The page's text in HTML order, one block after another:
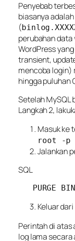
Penyebab
biasanya adalah
(
perubahan data
WordPress
transient,
mencoba login)
hingga puluhan
Setelah MySQL
Langkah 2,
Masuk ke
root -p
Jalankan
SQL
Keluar
Perintah di atas
log lama